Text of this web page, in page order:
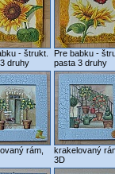
- štrukt.
druhy
Pre babku -
pasta 3 druhy
rám,
krakelovaný
3D